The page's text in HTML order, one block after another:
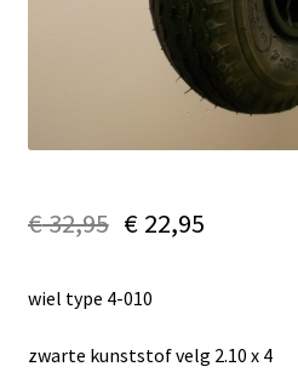
€32,95 € 22,95
wiel type 4-010
zwarte kunststof velg 2.10 x 4